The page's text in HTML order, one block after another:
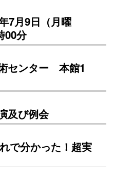
9日（月曜
00分
ンター 本館1
び例会
分かった！超実